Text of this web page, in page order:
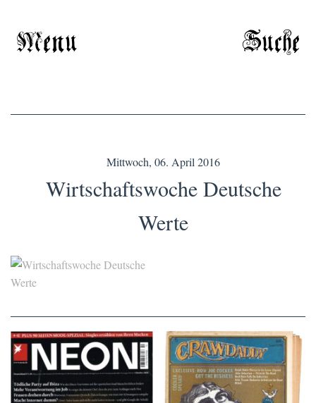
Menu Suche
Mittwoch, 06. April 2016
Wirtschaftswoche Deutsche
Werte
NEON – OKTOBER
2008
Crawdaddy – June/11/72